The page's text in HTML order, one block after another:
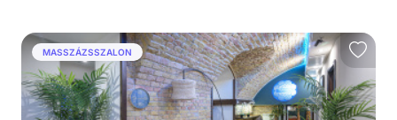
MASSZÁZSSZALON